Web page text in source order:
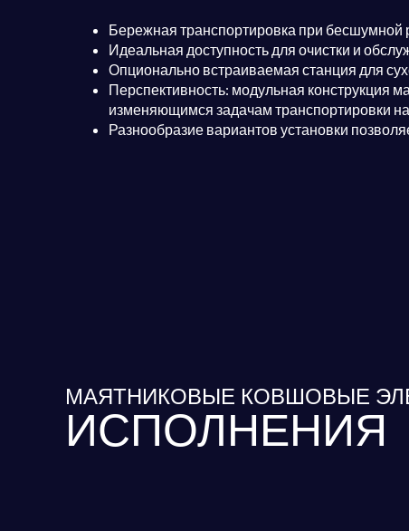
Бережная транспортировка при бесшумной
Идеальная доступность для очистки и
Опционально встраиваемая станция для
Перспективность: модульная конструкция
изменяющимся задачам транспортировки
Разнообразие вариантов установки
МАЯТНИКОВЫЕ КОВШОВЫЕ
ИСПОЛНЕНИЯ